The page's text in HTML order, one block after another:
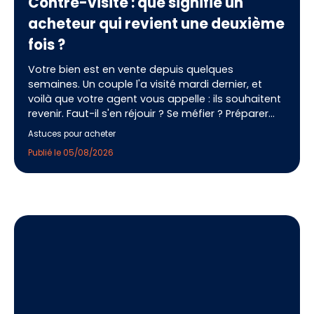
acheteur qui revient une deuxième
fois ?
Votre bien est en vente depuis quelques
semaines. Un couple l'a visité mardi dernier, et
voilà que votre agent vous appelle : ils souhaitent
revenir. Faut-il s'en réjouir ? Se méfier ? Préparer
quelque chose de particulier ? La contre-visite est
l'un des signaux les plus forts d'un processus de
vente immobilière, et pourtant, beaucoup de
vendeurs ne savent pas comment l'interpréter ni
en offre d'achat.
Astuces pour acheter
Publié le 05/08/2026